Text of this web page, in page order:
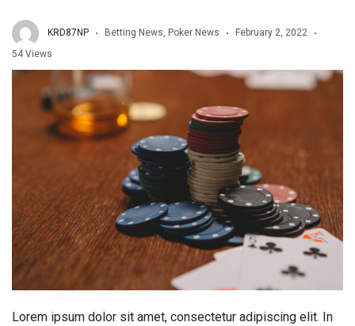
KRD87NP Betting News, Poker News
February 2, 2022
54 Views
Lorem ipsum dolor sit amet, consectetur adipiscing elit. In